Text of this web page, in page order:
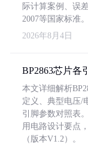
际计算案例、误
2007等国家标准。
2026年8月4日
BP2863芯片各
本文详细解析
定义、典型电压/
引脚参数对照表
用电路设计要点
（版本V1.2）。